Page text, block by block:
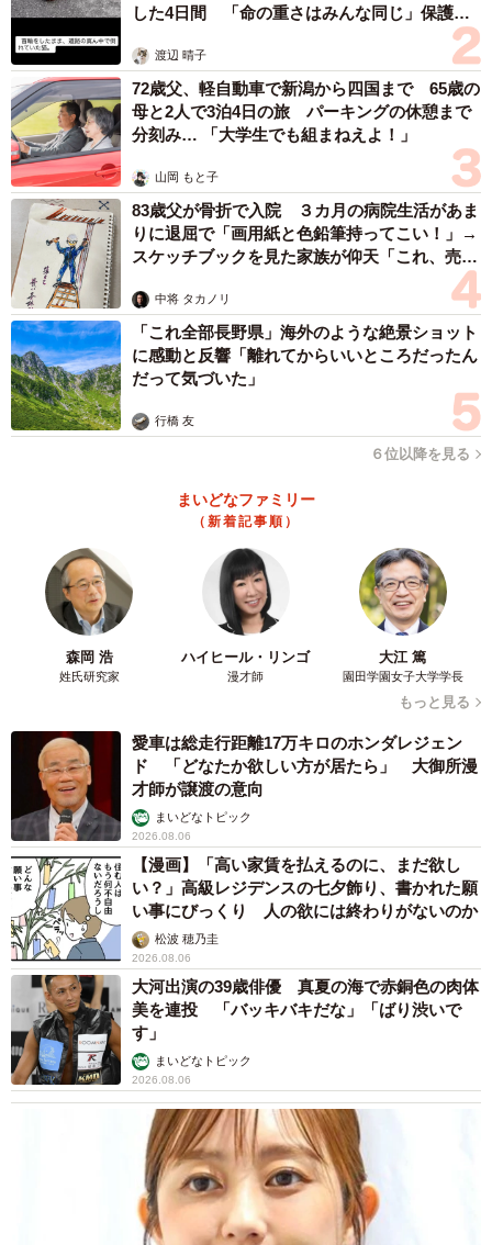
した4日間 「命の重さはみんな同じ」保護団
渡辺 晴子
72歳父、軽自動車で新潟から四国まで 65歳の
母と2人で3泊4日の旅 パーキングの休憩まで
分刻み… 「大学生でも組まねえよ！」
山岡 もと子
83歳父が骨折で入院 ３カ月の病院生活があま
りに退屈で「画用紙と色鉛筆持ってこい！」→
スケッチブックを見た家族が仰天「これ、売れ
中将 タカノリ
「これ全部長野県」海外のような絶景ショット
に感動と反響「離れてからいいところだったん
だって気づいた」
行橋 友
６位以降を見る
まいどなファミリー
（新着記事順）
森岡 浩
姓氏研究家
ハイヒール・リンゴ
漫才師
大江 篤
園田学園女子大学学長
もっと見る
愛車は総走行距離17万キロのホンダレジェン
ド 「どなたか欲しい方が居たら」 大御所漫
才師が譲渡の意向
まいどなトピック
2026.08.06
【漫画】「高い家賃を払えるのに、まだ欲し
い？」高級レジデンスの七夕飾り、書かれた願
い事にびっくり 人の欲には終わりがないのか
松波 穂乃圭
2026.08.06
大河出演の39歳俳優 真夏の海で赤銅色の肉体
美を連投 「バッキバキだな」「ばり渋いで
す」
まいどなトピック
2026.08.06